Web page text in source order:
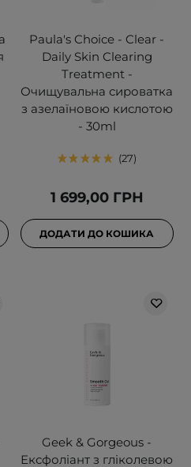
Paula's Choice - Clear -
Daily Skin Clearing
Treatment -
Очищувальна сироватка
з азелаїновою кислотою
- 30ml
27
1 699,00 ГРН
ДОДАТИ ДО КОШИКА
Geek & Gorgeous -
Ексфоліант з гліколевою